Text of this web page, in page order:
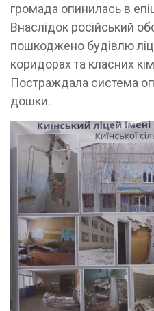
громада опинилась в
Внаслідок російський
пошкоджено будівлю
коридорах та класних
Постраждала система
дошки.